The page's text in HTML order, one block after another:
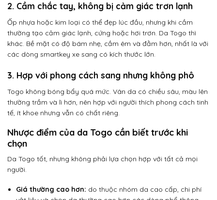
2. Cầm chắc tay, không bị cảm giác trơn lạnh
Ốp nhựa hoặc kim loại có thể đẹp lúc đầu, nhưng khi cầm
thường tạo cảm giác lạnh, cứng hoặc hơi trơn. Da Togo thì
khác. Bề mặt có độ bám nhẹ, cầm êm và đằm hơn, nhất là với
các dòng smartkey xe sang có kích thước lớn.
3. Hợp với phong cách sang nhưng không phô
Togo không bóng bẩy quá mức. Vân da có chiều sâu, màu lên
thường trầm và lì hơn, nên hợp với người thích phong cách tinh
tế, ít khoe nhưng vẫn có chất riêng.
Nhược điểm của da Togo cần biết trước khi
chọn
Da Togo tốt, nhưng không phải lựa chọn hợp với tất cả mọi
người.
Giá thường cao hơn: do thuộc nhóm da cao cấp, chi phí